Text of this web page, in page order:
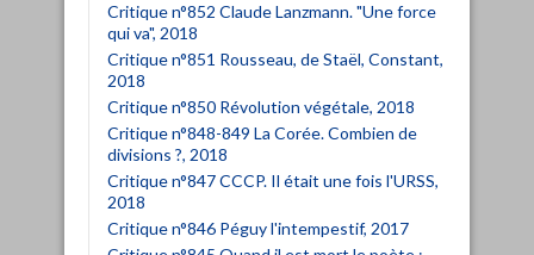
Critique n°852 Claude Lanzmann. "Une force
qui va", 2018
Critique n°851 Rousseau, de Staël, Constant,
2018
Critique n°850 Révolution végétale, 2018
Critique n°848-849 La Corée. Combien de
divisions ?, 2018
Critique n°847 CCCP. Il était une fois l'URSS,
2018
Critique n°846 Péguy l'intempestif, 2017